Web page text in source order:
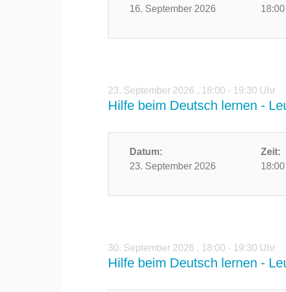
16. September 2026
23. September 2026 , 18:00 - 19:30 Uhr
Hilfe beim Deutsch lernen -
Datum:
23. September 2026
Zeit:
30. September 2026 , 18:00 - 19:30 Uhr
Hilfe beim Deutsch lernen -